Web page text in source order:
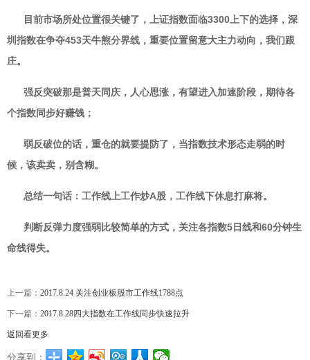
目前市场所处位置很关键了，上证指数面临3300上下的选择，深
圳指数在争夺453天牛熊分界线，重要位置留意大主力动向，我们跟
庄。
强反突破那是普天同庆，人心思涨，有望进入加速阶段，期待各
个指数同步好赚钱；
弱反破位的话，重仓的就要提防了，当指数技术形态走弱的时
候，该卖卖，别含糊。
总结一句话：工作线上工作炒A股，工作线下休息打麻将。
判断反弹力度强弱比较简单的方式，关注各指数5日线和60分钟生
命线得失。
上一篇： 2017.8.24 关注创业板股市工作线1788点
下一篇： 2017.8.28四大指数在工作线同步快速拉升
返回看更多
分享到：